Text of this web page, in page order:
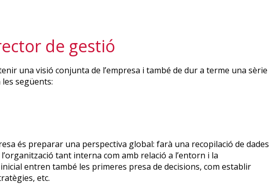
de gestió
una visió conjunta de l’empresa i també de dur a terme una sèrie
següents:
és preparar una perspectiva global: farà una recopilació de dades
tant interna com amb relació a l’entorn i la
entren també les primeres presa de decisions, com establir
etc.